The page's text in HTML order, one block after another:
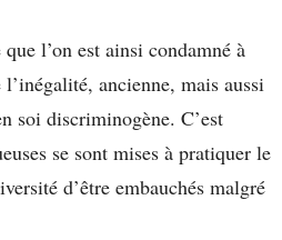
l’on est ainsi condamné à
ancienne, mais aussi
soi discriminogène. C’est
se sont mises à pratiquer le
d’être embauchés malgré